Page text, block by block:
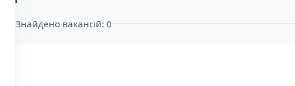
Знайдено вакансій: 0